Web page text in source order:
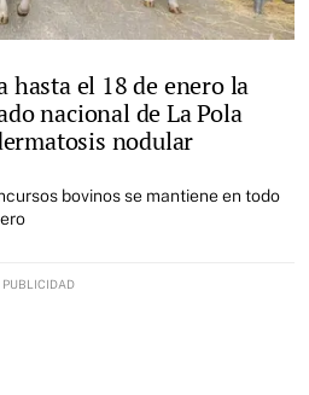
el 18 de enero la
nacional de La Pola
nodular
bovinos se mantiene en todo